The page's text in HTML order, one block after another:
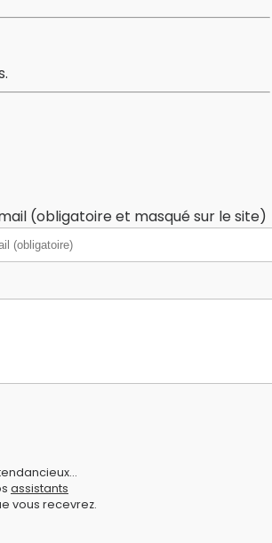
(obligatoire et masqué sur le site)
assistants
vous recevrez.